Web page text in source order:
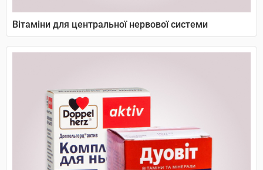
Вітаміни для центральної нервової системи